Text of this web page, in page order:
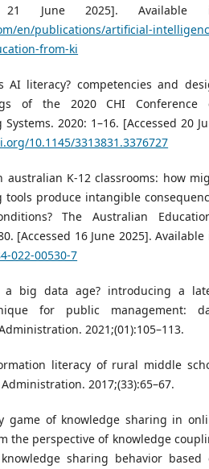
21 June 2025]. Available
en/publications/artificial-
from-ki
AI literacy? competencies and
of the 2020 CHI Conference
2020: 1–16. [Accessed 20
10.1145/3313831.3376727
australian K-12 classrooms: how
produce intangible
The Australian
[Accessed 16 June 2025]. Available
022-00530-7
a big data age? introducing a
for public management:
2021;(01):105–113.
literacy of rural middle
2017;(33):65–67.
game of knowledge sharing in
the perspective of knowledge
sharing behavior based